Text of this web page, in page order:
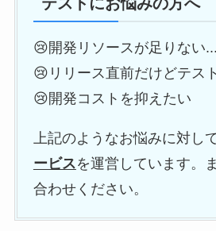
😢開発リソースが足りない...
😢リリース直前だけどテス
😢開発コストを抑えたい
上記のようなお悩みに対して
ービスを運営しています。
合わせください。